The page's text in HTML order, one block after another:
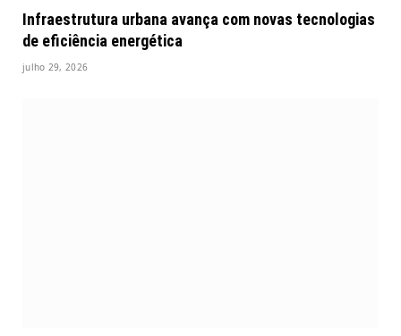
Infraestrutura urbana avança com novas tecnologias
de eficiência energética
julho 29, 2026